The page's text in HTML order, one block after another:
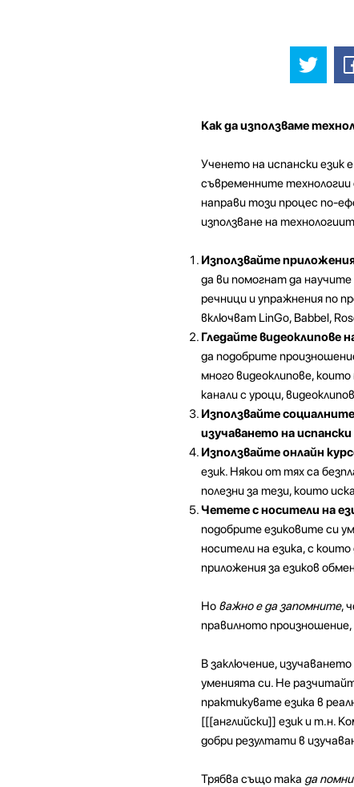
Как да използваме
Ученето на испански език
съвременните технологии
направи този процес по-
използване на
Използвайте приложения
да ви помогнат да
речници и упражнения по
включват LinGo, Babbel,
Гледайте видеоклипове
да подобрите
много видеоклипове,
канали с уроци,
Използвайте
изучаването на
Използвайте онлайн
език. Някои от тях са
полезни за тези, които
Четете с носители на
подобрите езиковите си
носители на езика, с
приложения за езиков
Но важно е да запомните,
правилното
В заключение,
уменията си. Не
практикувате езика в
[[[английски]] език и т.н.
добри резултати в
Трябва също така да